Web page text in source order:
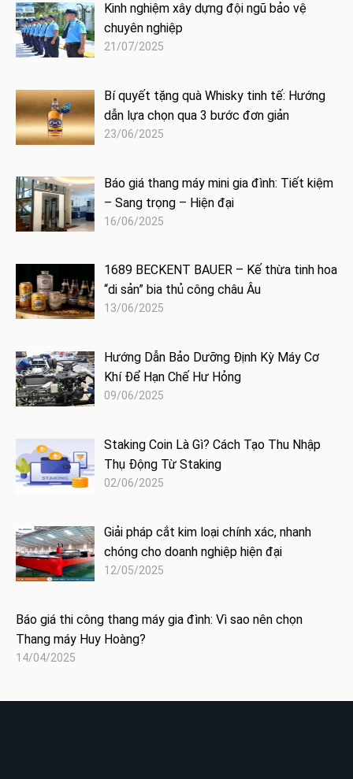
Kinh nghiệm xây dựng đội ngũ bảo vệ
chuyên nghiệp
21/07/2025
Bí quyết tặng quà Whisky tinh tế: Hướng
dẫn lựa chọn qua 3 bước đơn giản
23/06/2025
Báo giá thang máy mini gia đình: Tiết kiệm
– Sang trọng – Hiện đại
16/06/2025
1689 BECKENT BAUER – Kế thừa tinh hoa
“di sản” bia thủ công châu Âu
13/06/2025
Hướng Dẫn Bảo Dưỡng Định Kỳ Máy Cơ
Khí Để Hạn Chế Hư Hỏng
09/06/2025
Staking Coin Là Gì? Cách Tạo Thu Nhập
Thụ Động Từ Staking
02/06/2025
Giải pháp cắt kim loại chính xác, nhanh
chóng cho doanh nghiệp hiện đại
12/05/2025
Báo giá thi công thang máy gia đình: Vì sao nên chọn
Thang máy Huy Hoàng?
14/04/2025